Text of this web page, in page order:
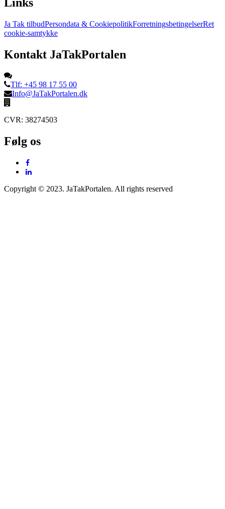
Ja Tak tilbudPersondata & CookiepolitikForretningsbetingelserRet
cookie-samtykke
Kontakt JaTakPortalen
Tlf: +45 98 17 55 00
Info@JaTakPortalen.dk
CVR: 38274503
Følg os
Copyright © 2023. JaTakPortalen. All rights reserved